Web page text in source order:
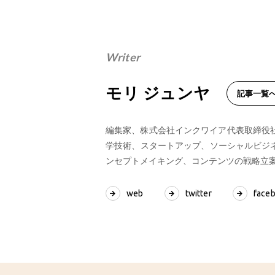
Writer
モリ ジュンヤ 記事一覧
編集家、株式会社インクワイア代表取締
学技術、スタートアップ、ソーシャルビ
ンセプトメイキング、コンテンツの戦略
web twitter